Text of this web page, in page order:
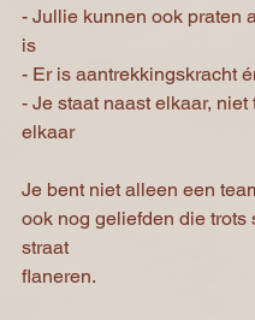
- Jullie kunnen ook praten
is
- Er is aantrekkingskracht
- Je staat naast elkaar,
elkaar
Je bent niet alleen een
ook nog geliefden die trots
straat
flaneren.